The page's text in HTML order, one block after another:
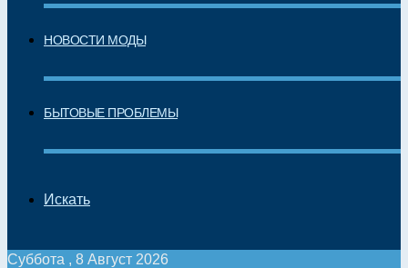
НОВОСТИ МОДЫ
БЫТОВЫЕ ПРОБЛЕМЫ
Искать
Суббота , 8 Август 2026